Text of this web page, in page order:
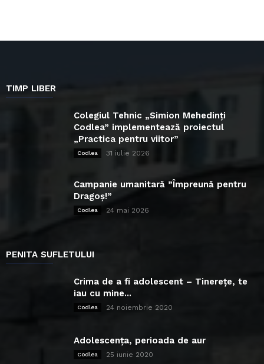
TIMP LIBER
Colegiul Tehnic „Simion Mehedinți
Codlea” implementează proiectul
„Practica pentru viitor”
Codlea 31 iulie 2026
Campanie umanitară ”Împreună pentru
Dragoș!”
Codlea 24 mai 2026
PENITA SUFLETULUI
Crima de a fi adolescent – Tinerețe, te
iau cu mine...
Codlea 24 noiembrie 2020
Adolescența, perioada de aur
Codlea 25 iunie 2020